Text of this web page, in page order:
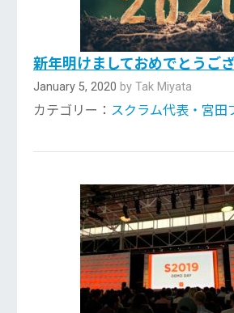
新年明けましておめでとうござ
January 5, 2020 by Tak Miyata
カテゴリー： スクラム代表・宮田